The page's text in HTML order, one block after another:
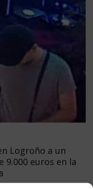
Logroño a un
euros en la